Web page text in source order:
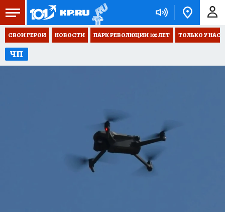
СВОИ ГЕРОИ НОВОСТИ ПАРК РЕВОЛЮЦИИ 100 ЛЕТ ТОЛЬКО У НАС
ЧП